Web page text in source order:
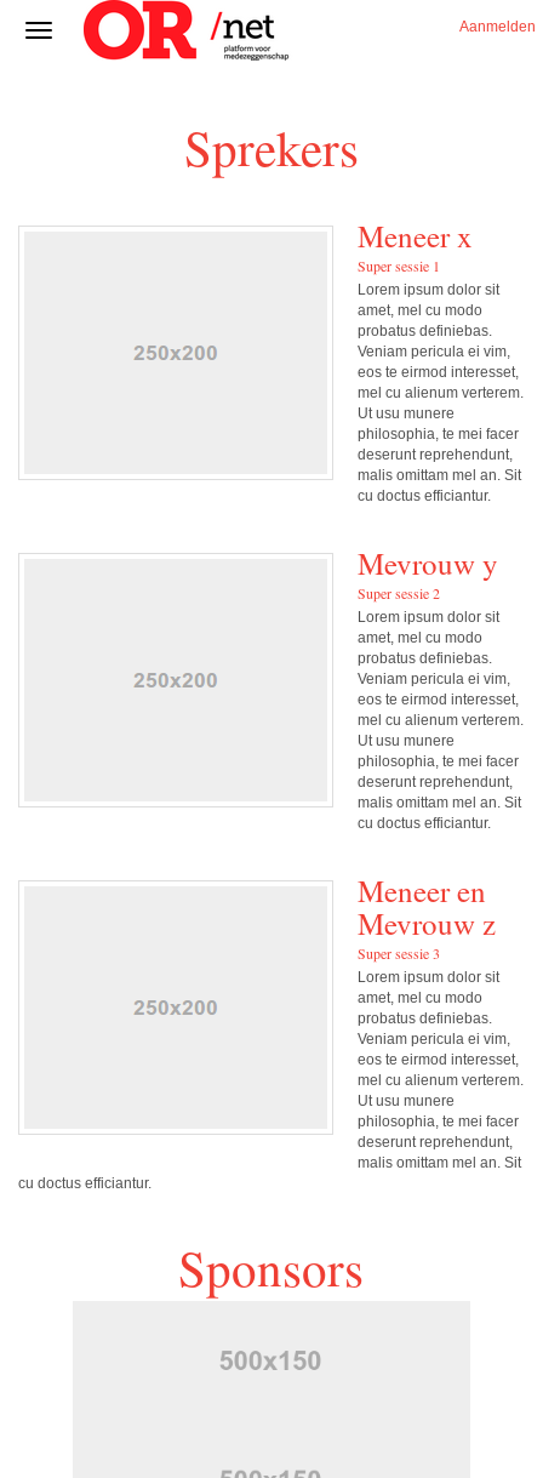
Aanmelden
Sprekers
Meneer x
Super sessie 1
Lorem ipsum dolor sit
amet, mel cu modo
probatus definiebas.
Veniam pericula ei vim,
eos te eirmod interesset,
mel cu alienum verterem.
Ut usu munere
philosophia, te mei facer
deserunt reprehendunt,
malis omittam mel an. Sit
cu doctus efficiantur.
Mevrouw y
Super sessie 2
Lorem ipsum dolor sit
amet, mel cu modo
probatus definiebas.
Veniam pericula ei vim,
eos te eirmod interesset,
mel cu alienum verterem.
Ut usu munere
philosophia, te mei facer
deserunt reprehendunt,
malis omittam mel an. Sit
cu doctus efficiantur.
Meneer en
Mevrouw z
Super sessie 3
Lorem ipsum dolor sit
amet, mel cu modo
probatus definiebas.
Veniam pericula ei vim,
eos te eirmod interesset,
mel cu alienum verterem.
Ut usu munere
philosophia, te mei facer
deserunt reprehendunt,
malis omittam mel an. Sit
cu doctus efficiantur.
Sponsors